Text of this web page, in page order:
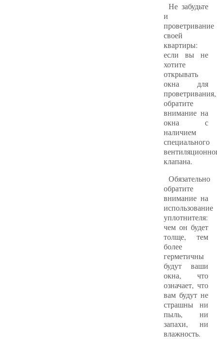
Не забудьте
и
проветривание
своей
квартиры:
если вы не
хотите
открывать
окна для
проветривания,
обратите
внимание на
окна с
наличием
специального
клапана.
Обязательно
обратите
внимание на
использование
уплотнителя:
чем он будет
толще, тем
более
герметичны
будут ваши
окна, что
означает, что
вам будут не
страшны ни
пыль, ни
запахи, ни
влажность.